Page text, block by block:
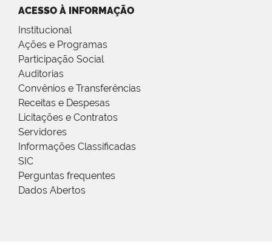
ACESSO À INFORMAÇÃO
Institucional
Ações e Programas
Participação Social
Auditorias
Convênios e Transferências
Receitas e Despesas
Licitações e Contratos
Servidores
Informações Classificadas
SIC
Perguntas frequentes
Dados Abertos